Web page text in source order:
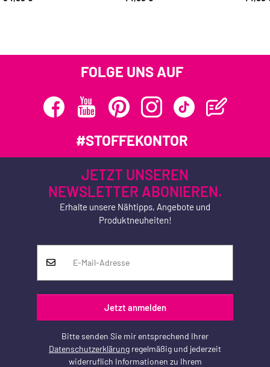
FOLGE UNS AUF
#STOFFEKONTOR
JETZT UNSEREN
NEWSLETTER ABONIEREN.
Erhalte unsere Nähtipps, Angebote und
Produktneuheiten!
Jetzt anmelden
Bitte senden Sie mir entsprechend Ihrer
Datenschutzerklärung regelmäßig und jederzeit
widerruflich Informationen zu Ihrem